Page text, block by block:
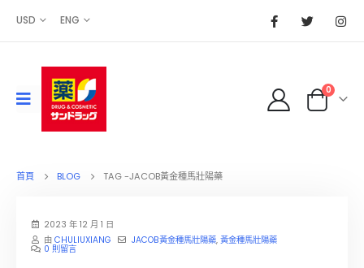
USD ENG
0
首頁 BLOG TAG -JACOB黃金種馬壯陽藥
2023 年 12 月 1 日
由CHULIUXIANG JACOB黃金種馬壯陽藥, 黃金種馬壯陽藥
0 則留言